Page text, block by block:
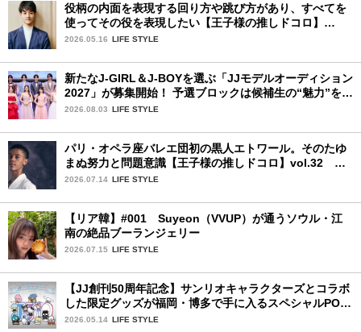
役柄の内面を表現する回り方や跳び方があり、すべてを
使ってその役を表現したい【王子様の推しドコロ】
vol.31 大塚 卓さん
2026.05.16 LIFE STYLE
新たなJ-GIRL＆J-BOYを選ぶ「JJモデルオーディション
2027」が募集開始！ 予選ブロックは候補生の“魅力”を重
視した「新システム」に変わります
2026.08.03 LIFE STYLE
パリ・オペラ座バレエ団初の黒人エトワール。そのたゆ
まぬ努力と問題意識【王子様の推しドコロ】vol.32 ギ
ヨーム・ディオップさん
2026.07.14 LIFE STYLE
【リア韓】#001 Suyeon（VVUP）が通うソウル・江
南の絶品ブーランジェリー
2026.07.15 LIFE STYLE
【JJ創刊50周年記念】サンリオキャラクターズとコラボ
した限定グッズが福岡・博多で手に入るスペシャルPOP-
UPストア！
2026.05.14 LIFE STYLE